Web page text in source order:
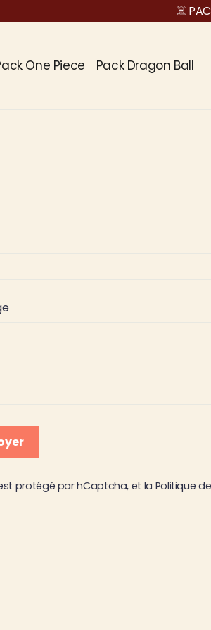
☠️
One Piece Pack Dragon Ball
protégé par hCaptcha, et la Politique